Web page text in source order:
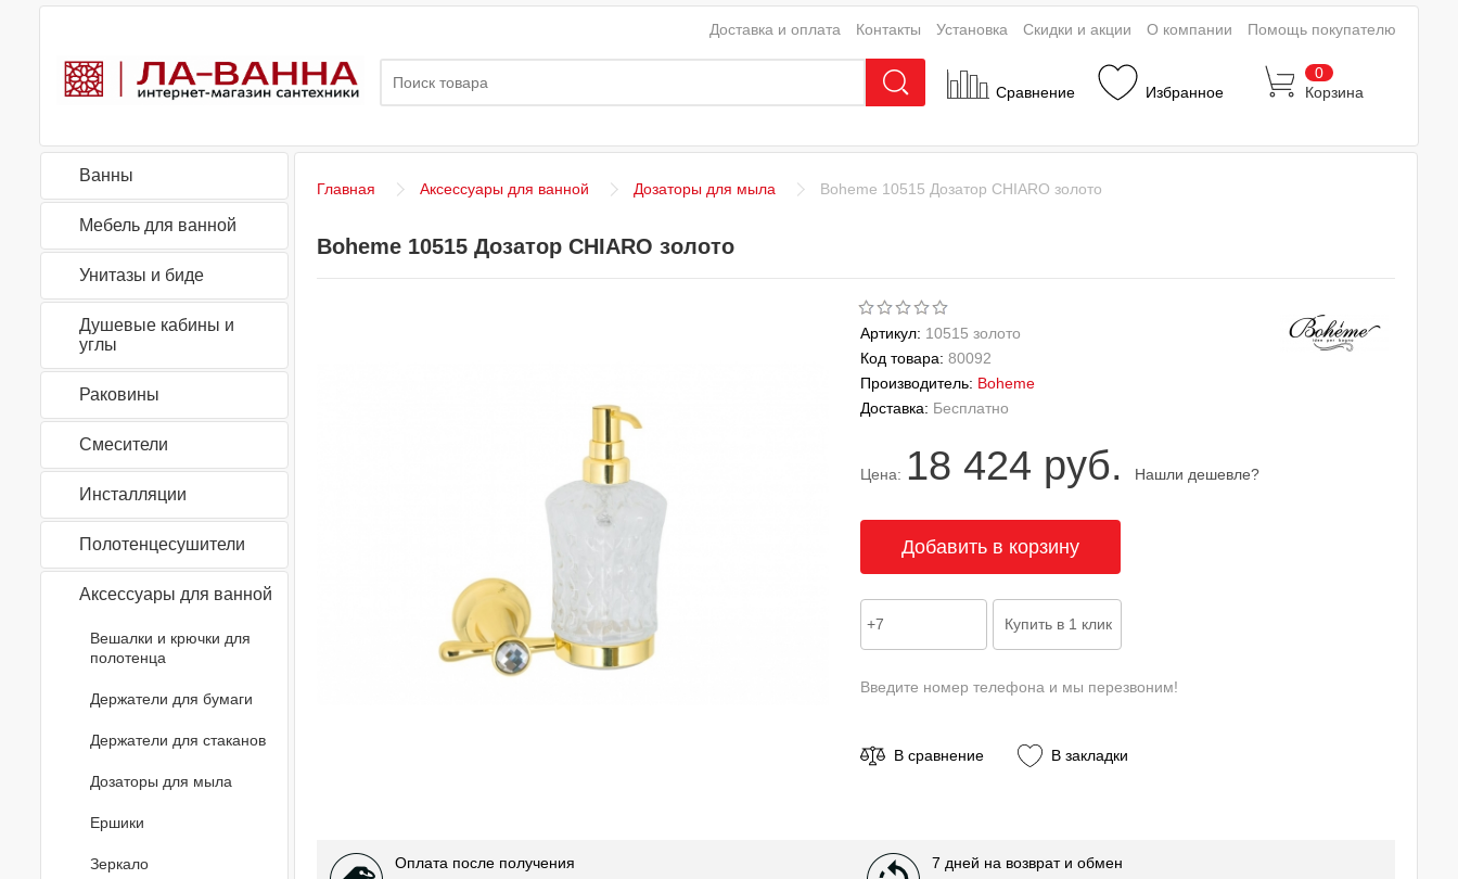
Сравнение Избранное
0
Корзина
Доставка и оплата Контакты Установка Скидки и акции О компании Помощь покупателю
Ванны
Мебель для ванной
Унитазы и биде
Душевые кабины и
углы
Раковины
Смесители
Инсталляции
Полотенцесушители
Аксессуары для ванной
Вешалки и крючки для
полотенца
Держатели для бумаги
Держатели для стаканов
Дозаторы для мыла
Ершики
Зеркало
Главная Аксессуары для ванной Дозаторы для мыла Boheme 10515 Дозатор CHIARO золото
Boheme 10515 Дозатор CHIARO золото
Артикул: 10515 золото
Код товара: 80092
Производитель: Boheme
Доставка: Бесплатно
Цена: 18 424 руб. Нашли дешевле?
Введите номер телефона и мы перезвоним!
В сравнение В закладки
Оплата после получения
7 дней на возврат и обмен